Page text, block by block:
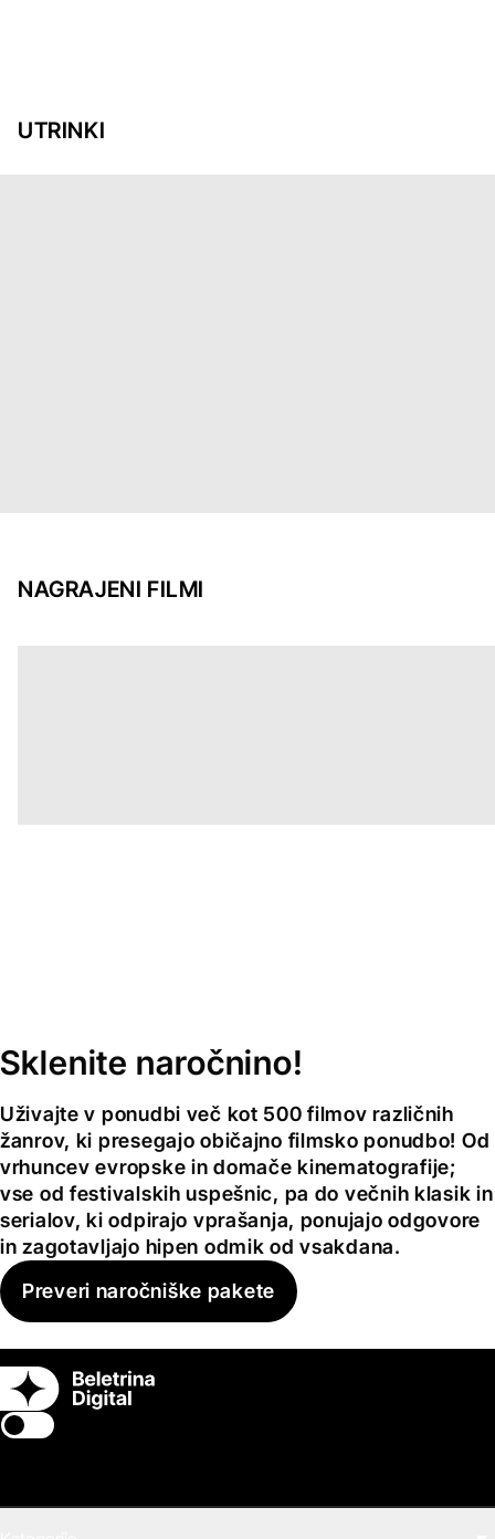
UTRINKI
NAGRAJENI FILMI
Sklenite naročnino!
Uživajte v ponudbi več kot 500 filmov različnih
žanrov, ki presegajo običajno filmsko ponudbo! Od
vrhuncev evropske in domače kinematografije;
vse od festivalskih uspešnic, pa do večnih klasik in
serialov, ki odpirajo vprašanja, ponujajo odgovore
in zagotavljajo hipen odmik od vsakdana.
Preveri naročniške pakete
Switch theme